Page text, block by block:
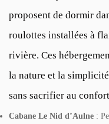
proposent de dormir
roulottes installées à
rivière. Ces
la nature et la
sans sacrifier au
Cabane Le Nid d’Aulne :